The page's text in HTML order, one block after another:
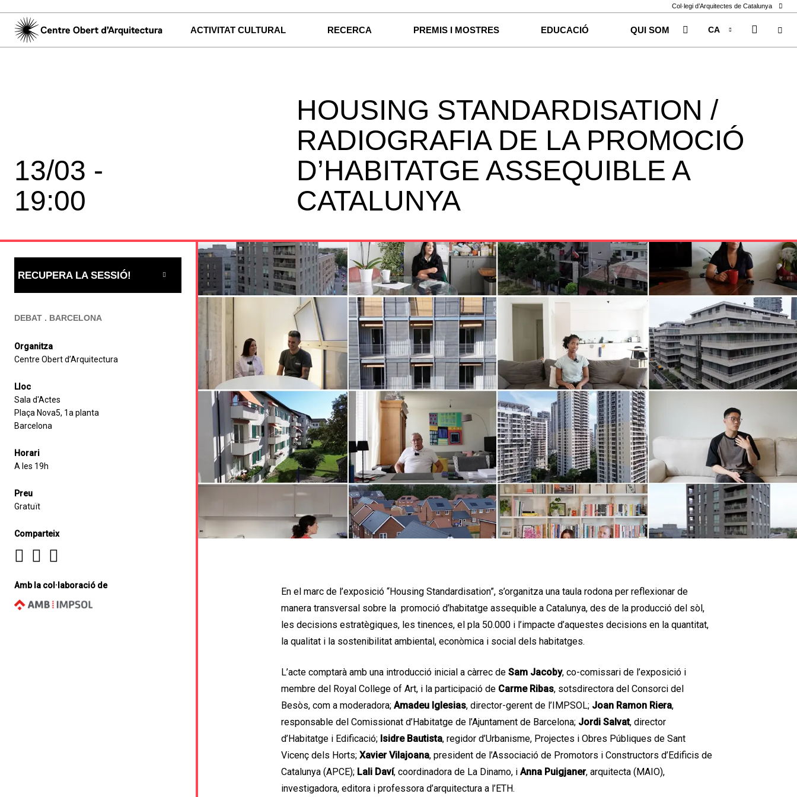
Col·legi d’Arquitectes de Catalunya
ACTIVITAT CULTURAL RECERCA PREMIS I MOSTRES EDUCACIÓ QUI SOM
CA
ES
13/03 -
19:00
HOUSING STANDARDISATION /
RADIOGRAFIA DE LA PROMOCIÓ
D’HABITATGE ASSEQUIBLE A
CATALUNYA
RECUPERA LA SESSIÓ!
DEBAT . BARCELONA
Organitza
Centre Obert d’Arquitectura
Lloc
Sala d'Actes
Plaça Nova5, 1a planta
Barcelona
Horari
A les 19h
Preu
Gratuït
Comparteix
Amb la col·laboració de
En el marc de l’exposició “Housing Standardisation”, s’organitza una taula rodona per reflexionar de
manera transversal sobre la promoció d’habitatge assequible a Catalunya, des de la producció del sòl,
les decisions estratègiques, les tinences, el pla 50.000 i l’impacte d’aquestes decisions en la quantitat,
la qualitat i la sostenibilitat ambiental, econòmica i social dels habitatges.
L’acte comptarà amb una introducció inicial a càrrec de Sam Jacoby, co-comissari de l’exposició i
membre del Royal College of Art, i la participació de Carme Ribas, sotsdirectora del Consorci del
Besòs, com a moderadora; Amadeu Iglesias, director-gerent de l’IMPSOL; Joan Ramon Riera,
responsable del Comissionat d’Habitatge de l’Ajuntament de Barcelona; Jordi Salvat, director
d’Habitatge i Edificació; Isidre Bautista, regidor d’Urbanisme, Projectes i Obres Públiques de Sant
Vicenç dels Horts; Xavier Vilajoana, president de l’Associació de Promotors i Constructors d’Edificis de
Catalunya (APCE); Lali Daví, coordinadora de La Dinamo, i Anna Puigjaner, arquitecta (MAIO),
investigadora, editora i professora d’arquitectura a l’ETH.